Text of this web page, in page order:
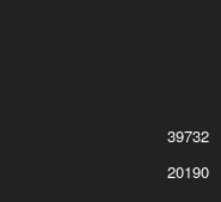
39732
20190